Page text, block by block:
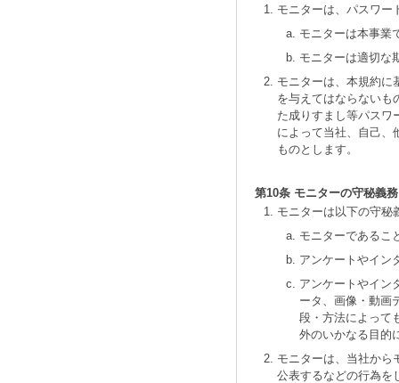
モニターは、パスワー
モニターは本事業
モニターは適切な
モニターは、本規約に
を与えてはならないも
た成りすまし等パスワ
によって当社、自己、
ものとします。
第10条 モニターの守秘義務
モニターは以下の守秘
モニターであるこ
アンケートやイン
アンケートやイン
ータ、画像・動画
段・方法によって
外のいかなる目的
モニターは、当社から
公表するなどの行為を